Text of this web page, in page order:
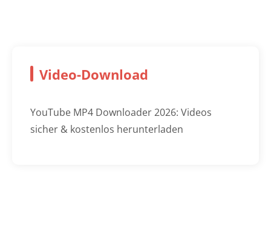
Video-Download
YouTube MP4 Downloader 2026: Videos
sicher & kostenlos herunterladen